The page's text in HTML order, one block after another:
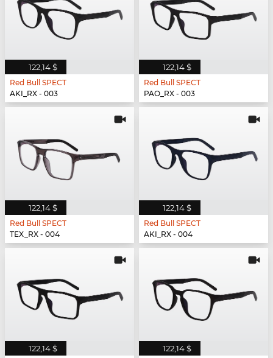
122,14 $
Red Bull SPECT
AKI_RX - 003
122,14 $
Red Bull SPECT
PAO_RX - 003
122,14 $
Red Bull SPECT
TEX_RX - 004
122,14 $
Red Bull SPECT
AKI_RX - 004
122,14 $ 122,14 $